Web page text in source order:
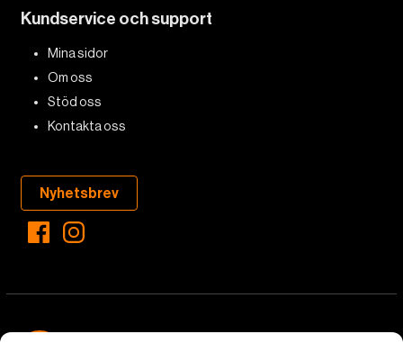
Kundservice och support
Mina sidor
Om oss
Stöd oss
Kontakta oss
Nyhetsbrev